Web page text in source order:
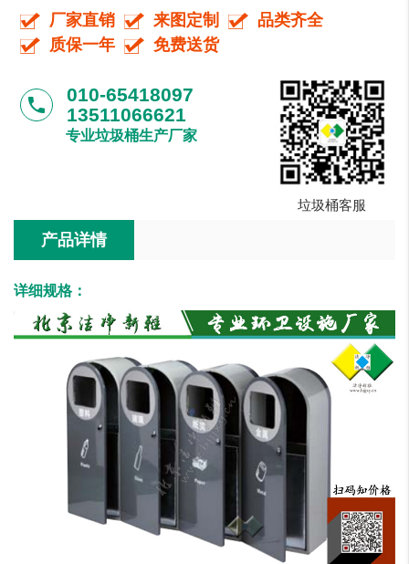
厂家直销 来图定制
品类齐全
质保一年
免费送货
phone
010-65418097
13511066621
专业垃圾桶生产厂家
垃圾桶客服
产品详情
详细规格：